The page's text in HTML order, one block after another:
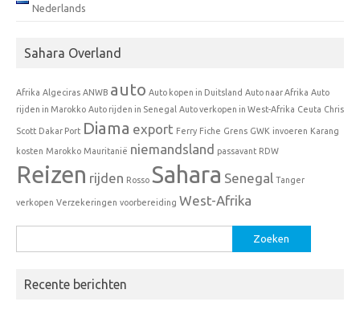
Nederlands
Sahara Overland
Afrika Algeciras ANWB auto Auto kopen in Duitsland Auto naar Afrika Auto
rijden in Marokko Auto rijden in Senegal Auto verkopen in West-Afrika Ceuta Chris
Scott Dakar Port Diama export Ferry Fiche Grens GWK invoeren Karang
kosten Marokko Mauritanië niemandsland passavant RDW
Reizen rijden Rosso Sahara Senegal Tanger
verkopen Verzekeringen voorbereiding West-Afrika
naar:
Recente berichten